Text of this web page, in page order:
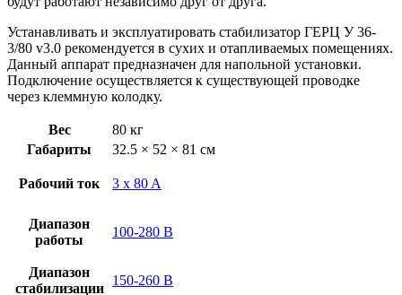
Устанавливать и эксплуатировать стабилизатор ГЕРЦ У 36-
3/80 v3.0 рекомендуется в сухих и отапливаемых помещениях.
Данный аппарат предназначен для напольной установки.
Подключение осуществляется к существующей проводке
через клеммную колодку.
Вес
80 кг
Габариты
32.5 × 52 × 81 см
Рабочий ток 3 x 80 A
Диапазон
работы
100-280 В
Диапазон
стабилизации
150-260 В